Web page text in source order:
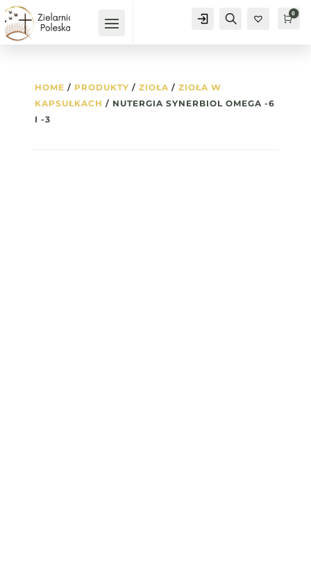
Konto Szukaj
0
HOME / PRODUKTY / ZIOŁA / ZIOŁA W
KAPSUŁKACH / NUTERGIA SYNERBIOL OMEGA -6
I -3